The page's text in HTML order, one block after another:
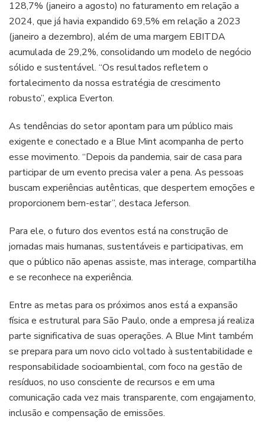
128,7% (janeiro a agosto) no faturamento em relação a
2024, que já havia expandido 69,5% em relação a 2023
(janeiro a dezembro), além de uma margem EBITDA
acumulada de 29,2%, consolidando um modelo de negócio
sólido e sustentável. “Os resultados refletem o
fortalecimento da nossa estratégia de crescimento
robusto”, explica Everton.
As tendências do setor apontam para um público mais
exigente e conectado e a Blue Mint acompanha de perto
esse movimento. “Depois da pandemia, sair de casa para
participar de um evento precisa valer a pena. As pessoas
buscam experiências autênticas, que despertem emoções e
proporcionem bem-estar”, destaca Jeferson.
Para ele, o futuro dos eventos está na construção de
jornadas mais humanas, sustentáveis e participativas, em
que o público não apenas assiste, mas interage, compartilha
e se reconhece na experiência.
Entre as metas para os próximos anos está a expansão
física e estrutural para São Paulo, onde a empresa já realiza
parte significativa de suas operações. A Blue Mint também
se prepara para um novo ciclo voltado à sustentabilidade e
responsabilidade socioambiental, com foco na gestão de
resíduos, no uso consciente de recursos e em uma
comunicação cada vez mais transparente, com engajamento,
inclusão e compensação de emissões.